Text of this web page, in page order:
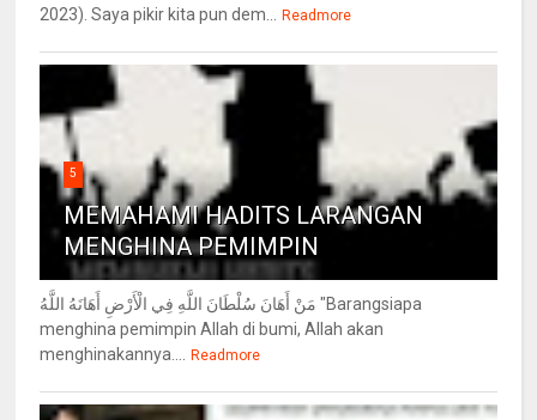
2023). Saya pikir kita pun dem...
Readmore
5
MEMAHAMI HADITS LARANGAN
MENGHINA PEMIMPIN
مَنْ أَهَانَ سُلْطَانَ اللَّهِ فِي الْأَرْضِ أَهَانَهُ اللَّهُ "Barangsiapa
menghina pemimpin Allah di bumi, Allah akan
menghinakannya....
Readmore